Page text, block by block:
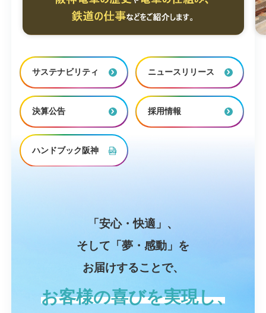
サステナビリティ ニュースリリース
決算公告 採用情報
ハンドブック阪神
「安心・快適」、
そして「夢・感動」を
お届けすることで、
お客様の喜びを実現し、